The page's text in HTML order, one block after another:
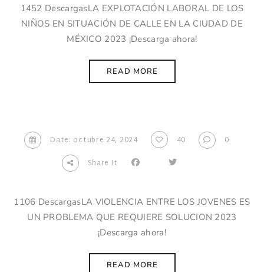
1452 DescargasLA EXPLOTACIÓN LABORAL DE LOS
NIÑOS EN SITUACIÓN DE CALLE EN LA CIUDAD DE
MÉXICO 2023 ¡Descarga ahora!
READ MORE
Date: octubre 24, 2024 40
0
Share It
1106 DescargasLA VIOLENCIA ENTRE LOS JOVENES ES
UN PROBLEMA QUE REQUIERE SOLUCION 2023
¡Descarga ahora!
READ MORE